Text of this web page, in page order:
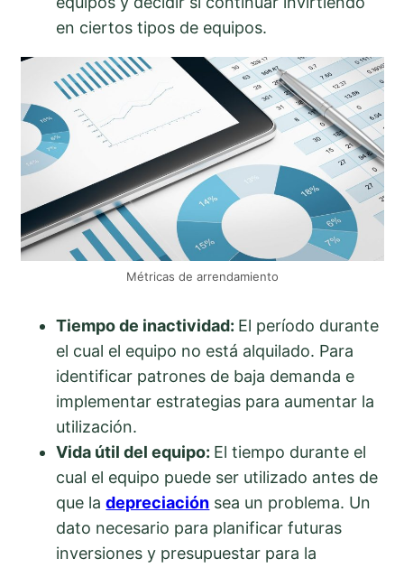
en ciertos tipos de equipos.
Métricas de arrendamiento
Tiempo de inactividad: El período durante
el cual el equipo no está alquilado. Para
identificar patrones de baja demanda e
implementar estrategias para aumentar la
utilización.
Vida útil del equipo: El tiempo durante el
cual el equipo puede ser utilizado antes de
que ladepreciación sea un problema. Un
dato necesario para planificar futuras
inversiones y presupuestar para la